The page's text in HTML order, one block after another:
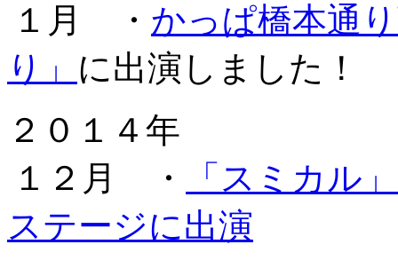
１月 ・ かっぱ橋本通
り」 に出演しました！
２０１４年
１２月 ・
「スミカル
ステージに出演